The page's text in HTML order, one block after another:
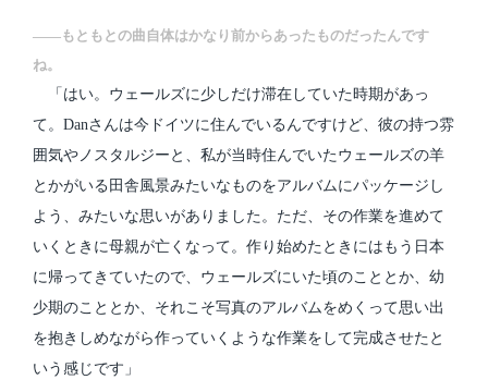
――もともとの曲自体はかなり前からあったものだったんです
ね。
「はい。ウェールズに少しだけ滞在していた時期があっ
て。Danさんは今ドイツに住んでいるんですけど、彼の持つ雰
囲気やノスタルジーと、私が当時住んでいたウェールズの羊
とかがいる田舎風景みたいなものをアルバムにパッケージし
よう、みたいな思いがありました。ただ、その作業を進めて
いくときに母親が亡くなって。作り始めたときにはもう日本
に帰ってきていたので、ウェールズにいた頃のこととか、幼
少期のこととか、それこそ写真のアルバムをめくって思い出
を抱きしめながら作っていくような作業をして完成させたと
いう感じです」